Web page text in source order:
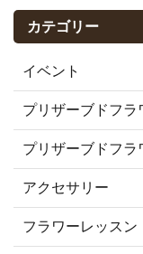
カテゴリー
イベント
プリザーブドフラ
プリザーブドフラ
アクセサリー
フラワーレッスン